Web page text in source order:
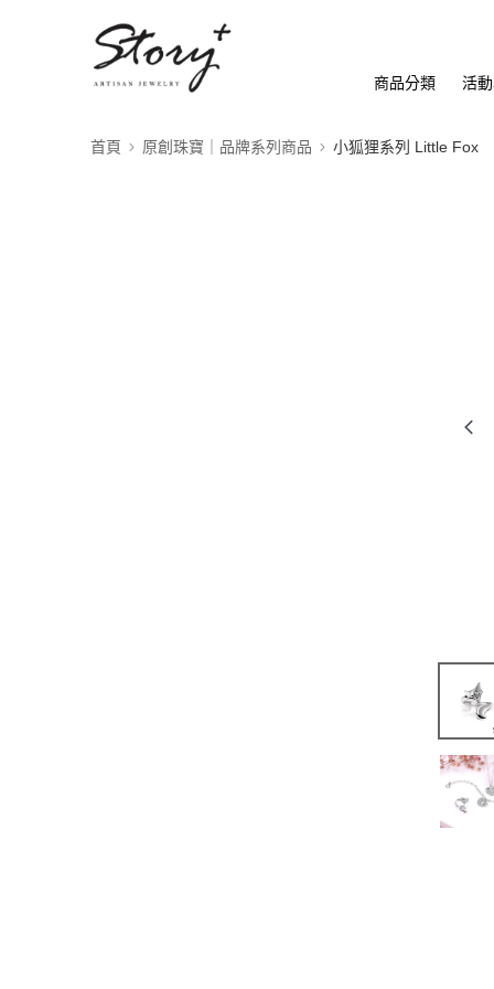
商品分類 活
首頁 原創珠寶｜品牌系列商品 小狐狸系列 Little Fox